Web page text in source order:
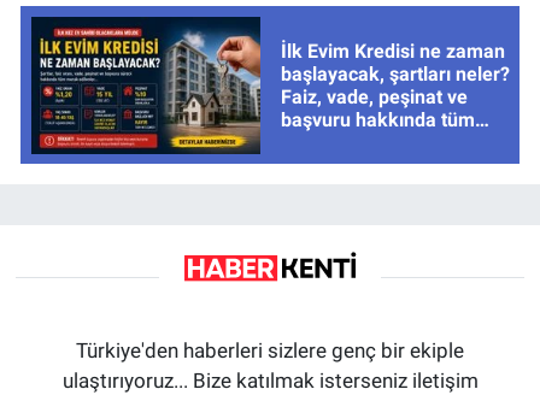
İlk Evim Kredisi ne zaman
başlayacak, şartları neler?
Faiz, vade, peşinat ve
başvuru hakkında tüm
Türkiye'den haberleri sizlere genç bir ekiple
ulaştırıyoruz... Bize katılmak isterseniz iletişim